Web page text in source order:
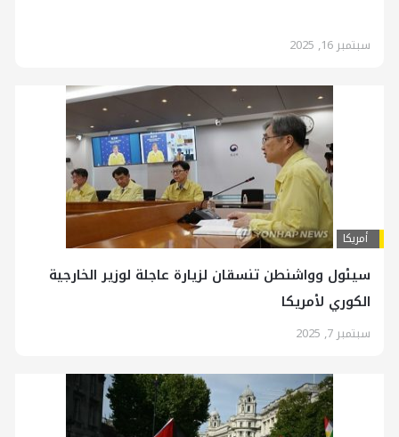
سبتمبر 16, 2025
أمريكا
سيئول وواشنطن تنسقان لزيارة عاجلة لوزير الخارجية
الكوري لأمريكا
سبتمبر 7, 2025